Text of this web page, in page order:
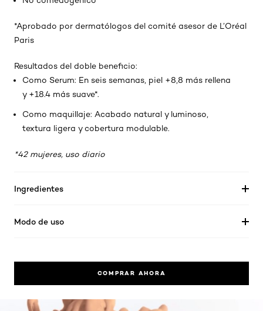
*Aprobado por dermatólogos del comité asesor de L’Oréal
Paris
Resultados del doble beneficio:
Como Serum: En seis semanas, piel +8,8 más rellena
y +18.4 más suave*.
Como maquillaje: Acabado natural y luminoso,
textura ligera y cobertura modulable.
*42 mujeres, uso diario
Ingredientes
Modo de uso
COMPRAR AHORA